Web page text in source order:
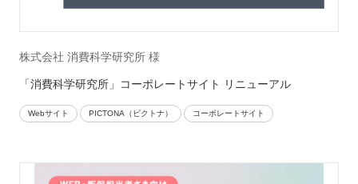
株式会社 消費科学研究所 様
「消費科学研究所」コーポレートサイト リニューアル
Webサイト PICTONA（ピクトナ） コーポレートサイト